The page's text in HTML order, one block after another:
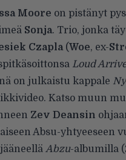
Moore on pistänyt
Sonja. Trio, jonka
Czapla(Woe, ex-
Loud
on julkaistu kappale
Katso muun
Zev Deansin
Absu-yhtyeeseen
Abzu-albumilla